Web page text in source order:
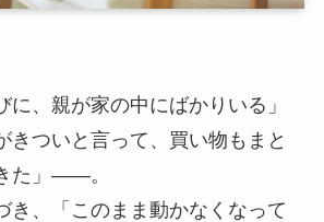
に、親が家の中にばかりいる」
きついと言って、買い物もまと
た」――。
き、「このまま動かなくなって